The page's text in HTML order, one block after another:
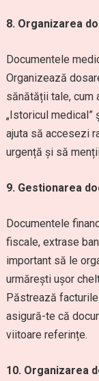
8. Organizarea
Documentele
Organizează
sănătății tale, cum
„Istoricul medical”
ajuta să accesezi
urgență și să
9. Gestionarea
Documentele
fiscale, extrase
important să le
urmărești ușor
Păstrează
asigură-te că
viitoare referințe.
10. Organizarea